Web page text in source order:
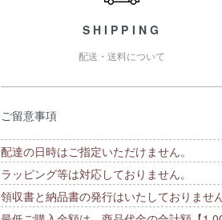
SHIPPING
配送・送料について
ご留意事項
配達の日時はご指定いただけません。
ラッピング等は対応しておりません。
領収書と納品書の発行はいたしておりません